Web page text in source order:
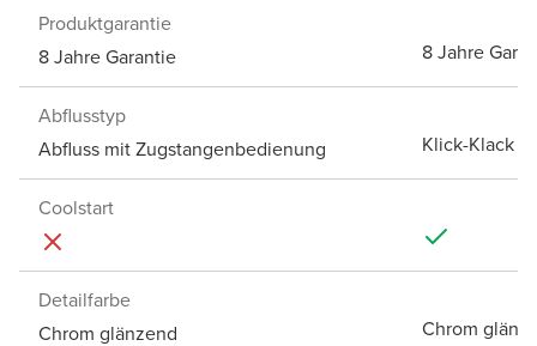
Produktgarantie
8 Jahre Garantie
8 Jahre
Abflusstyp
Abfluss mit Zugstangenbedienung
Klick-Klack
Coolstart
Detailfarbe
Chrom glänzend
Chrom